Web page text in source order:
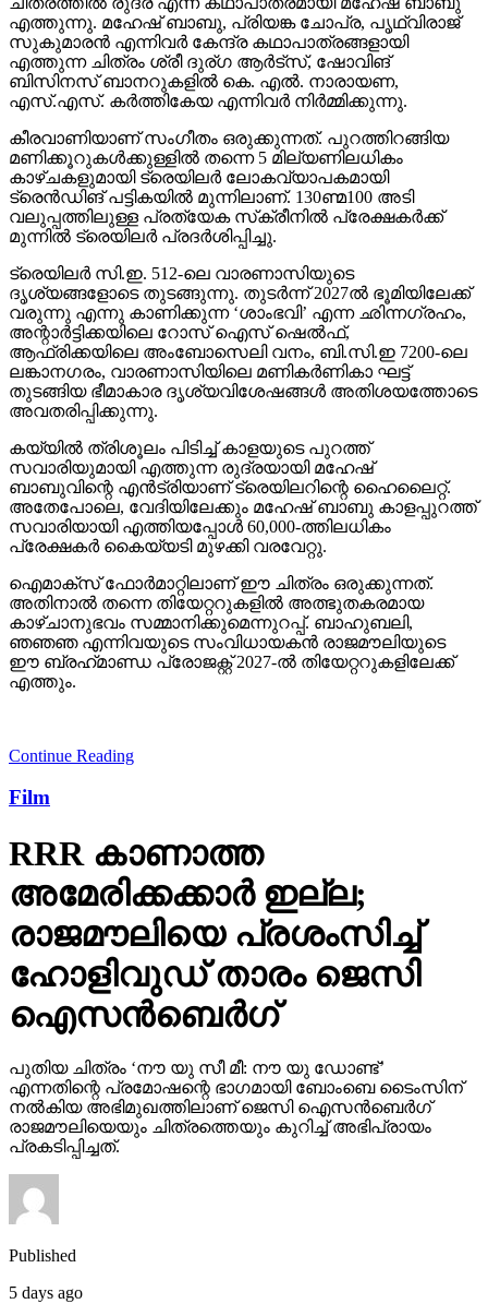
എത്തുന്നു. മഹേഷ് ബാബു, പ്രിയങ്ക ചോപ്ര, പൃഥ്വിരാജ്
സുകുമാരന്‍ എന്നിവര്‍ കേന്ദ്ര കഥാപാത്രങ്ങളായി
എത്തുന്ന ചിത്രം ശ്രീ ദുര്ഗ ആര്‍ട്‌സ്, ഷോവിങ്
ബിസിനസ് ബാനറുകളില്‍ കെ. എല്‍. നാരായണ,
എസ്.എസ്. കര്‍ത്തികേയ എന്നിവര്‍ നിര്‍മ്മിക്കുന്നു.
കീരവാണിയാണ് സംഗീതം ഒരുക്കുന്നത്. പുറത്തിറങ്ങിയ
മണിക്കൂറുകള്‍ക്കുള്ളില്‍ തന്നെ 5 മില്യണിലധികം
കാഴ്ചകളുമായി ട്രെയിലര്‍ ലോകവ്യാപകമായി
ട്രെന്‍ഡിങ് പട്ടികയില്‍ മുന്നിലാണ്. 130ണ്മ100 അടി
വലുപ്പത്തിലുള്ള പ്രത്യേക സ്‌ക്രീനില്‍ പ്രേക്ഷകര്‍ക്ക്
മുന്നില്‍ ട്രെയിലര്‍ പ്രദര്‍ശിപ്പിച്ചു.
ട്രെയിലര്‍ സി.ഇ. 512-ലെ വാരണാസിയുടെ
ദൃശ്യങ്ങളോടെ തുടങ്ങുന്നു. തുടര്‍ന്ന് 2027ല്‍ ഭൂമിയിലേക്ക്
വരുന്നു എന്നു കാണിക്കുന്ന ‘ശാംഭവി’ എന്ന ഛിന്നഗ്രഹം,
അന്റാര്‍ട്ടിക്കയിലെ റോസ് ഐസ് ഷെല്‍ഫ്,
ആഫ്രിക്കയിലെ അംബോസെലി വനം, ബി.സി.ഇ 7200-ലെ
ലങ്കാനഗരം, വാരണാസിയിലെ മണികര്‍ണികാ ഘട്ട്
തുടങ്ങിയ ഭീമാകാര ദൃശ്യവിശേഷങ്ങള്‍ അതിശയത്തോടെ
അവതരിപ്പിക്കുന്നു.
കയ്യില്‍ ത്രിശൂലം പിടിച്ച് കാളയുടെ പുറത്ത്
സവാരിയുമായി എത്തുന്ന രുദ്രയായി മഹേഷ്
ബാബുവിന്റെ എന്‍ട്രിയാണ് ട്രെയിലറിന്റെ ഹൈലൈറ്റ്.
അതേപോലെ, വേദിയിലേക്കും മഹേഷ് ബാബു കാളപ്പുറത്ത്
സവാരിയായി എത്തിയപ്പോള്‍ 60,000-ത്തിലധികം
പ്രേക്ഷകര്‍ കൈയ്യടി മുഴക്കി വരവേറ്റു.
ഐമാക്‌സ് ഫോര്‍മാറ്റിലാണ് ഈ ചിത്രം ഒരുക്കുന്നത്.
അതിനാല്‍ തന്നെ തിയേറ്ററുകളില്‍ അത്ഭുതകരമായ
കാഴ്ചാനുഭവം സമ്മാനിക്കുമെന്നുറപ്പ്. ബാഹുബലി,
ഞഞഞ എന്നിവയുടെ സംവിധായകന്‍ രാജമൗലിയുടെ
ഈ ബ്രഹ്‌മാണ്ഡ പ്രോജക്റ്റ് 2027-ല്‍ തിയേറ്ററുകളിലേക്ക്
എത്തും.
Continue Reading
Film
RRR കാണാത്ത
അമേരിക്കക്കാര്‍ ഇല്ല;
രാജമൗലിയെ പ്രശംസിച്ച്
ഹോളിവുഡ് താരം ജെസി
ഐസന്‍ബെര്‍ഗ്
പുതിയ ചിത്രം ‘നൗ യു സീ മീ: നൗ യു ഡോണ്ട്’
എന്നതിന്റെ പ്രമോഷന്റെ ഭാഗമായി ബോംബെ ടൈംസിന്
നല്‍കിയ അഭിമുഖത്തിലാണ് ജെസി ഐസന്‍ബെര്‍ഗ്
രാജമൗലിയെയും ചിത്രത്തെയും കുറിച്ച് അഭിപ്രായം
പ്രകടിപ്പിച്ചത്.
Published
5 days ago